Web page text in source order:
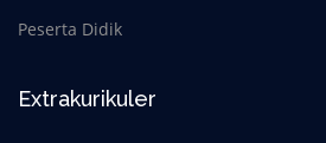
Peserta Didik
Extrakurikuler